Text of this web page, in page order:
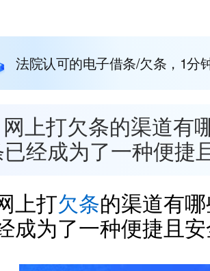
法院认可的电子借条/欠条，1分
网上打欠条的渠道有
已经成为了一种便捷
打欠条的渠道有
成为了一种便捷且